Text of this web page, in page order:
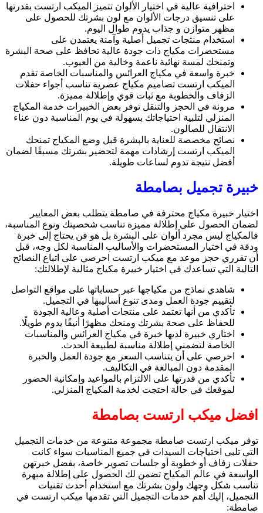
احترافية عالية في اختيار الألوان تتميز الميكب ارتست بقدرتها
على تنسيق درجات الألوان مع لون بشرتك للحصول على
مظهر متوازن و جذاب يدوم طوال اليوم.
استخدام منتجات تجميل أصلية وآمنة يعتمدن على
مستحضرات مكياج ذات جودة عالية تحافظ على صحة البشرة
وتمنحك لمسة نهائية ناعمة وخالية من العيوب.
خبرة واسعة في مكياج العرائس والمناسبات الخاصة تقدم
الميكب ارتست تصاميم مكياج عصرية تناسب أجواء حفلات
الزفاف والخطوبة مع ثبات قوي وإطلالة مميزة.
مرونة في الحجز والتنقل توفر بعض الخبيرات خدمة المكياج
المنزلي لتلبية احتياجاتك بسهولة في يوم المناسبة دون عناء
الانتقال للصالون.
نصائح مخصصة للعناية بالبشرة قبل وضع المكياج تمنحك
الميكب ارتست إرشادات مهمة لتحضير بشرتك مسبقًا لضمان
أفضل نتيجة تدوم لساعات طويلة.
خبيرة تجميل بصامطة
اختيار خبيرة مكياج محترفة في صامطة يتطلب بعض المعايير
لضمان الحصول على إطلالة مميزة تناسب شخصيتك ونوع المناسبة،
فالمكياج ليس مجرد ألوان على البشرة بل هو فن يحتاج إلى خبرة
ودقة في اختيار المستحضرات والأساليب المناسبة لكل وجه، قبل
أن تقرري حجز موعد مع ميكب ارتست احرصي على اتباع النصائح
التالية التي تساعدك في اختيار خبيرة مكياج مثالية لإطلالتك:
شاهدي نماذج من مكياجها عبر حساباتها على مواقع التواصل
لتقييم جودة العمل ومدى تنوع أساليبها في التجميل.
تأكدي من أنها تعتمد على منتجات أصلية وعالية الجودة
للحفاظ على صحة بشرتك ومنحك مظهرًا أنيقًا يدوم طويلًا.
اختاري خبيرة لديها خبرة في مكياج العرائس والمناسبات
الخاصة لتضمني إطلالة مناسبة لطبيعة الحدث.
احرصي على أن يتناسب السعر مع جودة العمل والخبرة
المقدمة دون المبالغة في التكاليف.
تأكدي من قدرتها على الالتزام بالمواعيد وإمكانية الحضور
لموقعك في حالة احتجت لخدمة المكياج المنزلي.
افضل ميكب ارتست بصامطة
توفر ميكب ارتست صامطة مجموعة متنوعة من خدمات التجميل
التي تلبي احتياجات السيدات في جميع المناسبات سواء كانت
حفلات زفاف أو خطوبة أو جلسات تصوير خاصة، بفضل خبرتهن
الواسعة في عالم المكياج تضمن لك الحصول على إطلالة مبهرة
تناسب شكل وجهك ولون بشرتك مع استخدام أحدث تقنيات
التجميل، إليك أهم خدمات التجميل التي تقدمها ميكب ارتست في
صامطة: